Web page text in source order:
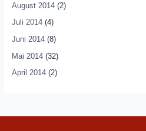
August 2014(2)
Juli 2014(4)
Juni 2014(8)
Mai 2014(32)
April 2014(2)